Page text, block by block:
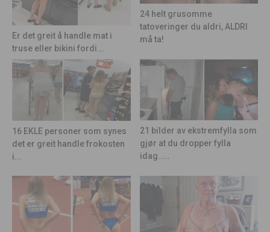
Er det greit å handle mat i
truse eller bikini fordi...
24 helt grusomme
tatoveringer du aldri, ALDRI
må ta!
16 EKLE personer som synes
det er greit handle frokosten
i...
21 bilder av ekstremfylla som
gjør at du dropper fylla
idag.....